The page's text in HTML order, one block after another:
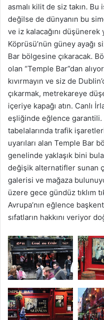
asmalı kilit de siz takın.
değilse de dünyanın bu
ve iz kalacağını düşünerek
Köprüsü’nün güney ayağı
Bar bölgesine çıkaracak.
olan “Temple Bar”dan
kıvırmayın ve siz de
çıkarmak, metrekareye
içeriye kapağı atın. Canlı
eşliğinde eğlence garantili.
tabelalarında trafik
uyarıları alan Temple Bar
genelinde yaklaşık bini
değişik alternatifler sunan
galerisi ve mağaza
üzere gece gündüz tıklım
Avrupa’nın eğlence
sıfatların hakkını veriyor